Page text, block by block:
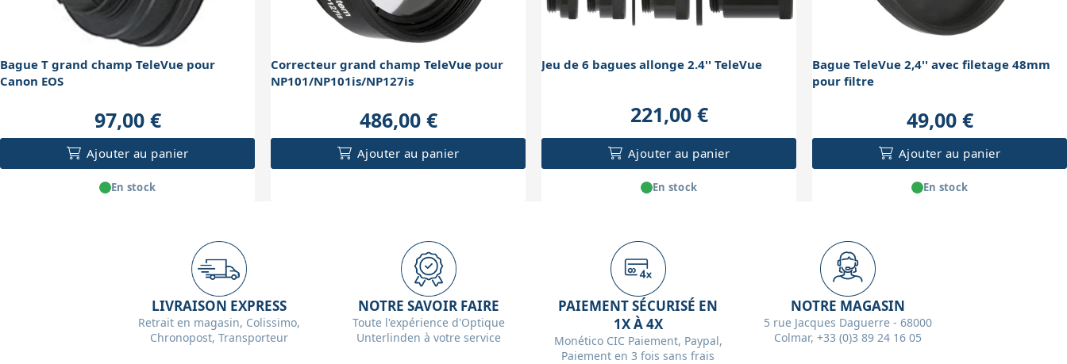
Bague T grand champ TeleVue pour
Canon EOS
97,00 €
Ajouter au panier
En stock
Correcteur grand champ TeleVue pour
NP101/NP101is/NP127is
486,00 €
Ajouter au panier
Jeu de 6 bagues allonge 2.4'' TeleVue
221,00 €
Ajouter au panier
En stock
Bague TeleVue 2,4'' avec filetage 48mm
pour filtre
49,00 €
Ajouter au panier
En stock
LIVRAISON EXPRESS
Retrait en magasin, Colissimo,
Chronopost, Transporteur
NOTRE SAVOIR FAIRE
Toute l'expérience d'Optique
Unterlinden à votre service
PAIEMENT SÉCURISÉ EN
1X À 4X
Monético CIC Paiement, Paypal,
Paiement en 3 fois sans frais
NOTRE MAGASIN
5 rue Jacques Daguerre - 68000
Colmar, +33 (0)3 89 24 16 05